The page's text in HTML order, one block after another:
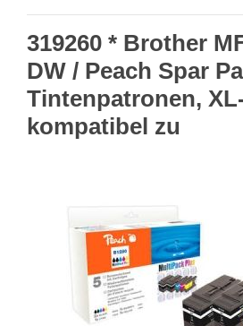
319260 * Brother
DW / Peach Spar
Tintenpatronen,
kompatibel zu